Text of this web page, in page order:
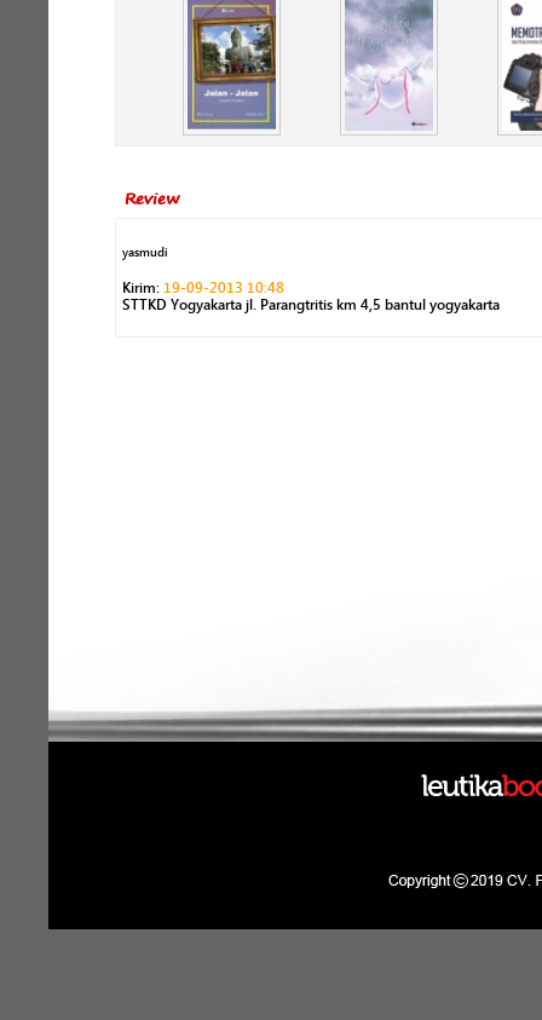
Review
yasmudi
Kirim: 19-09-2013 10:48
STTKD Yogyakarta jl. Parangtritis km 4,5 bantul yogyakarta